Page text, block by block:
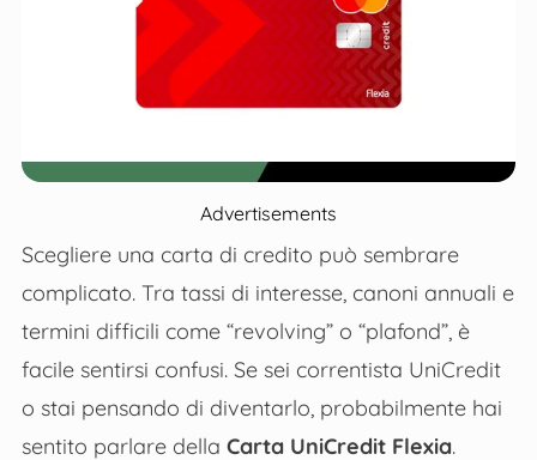
Advertisements
Scegliere una carta di credito può sembrare
complicato. Tra tassi di interesse, canoni annuali e
termini difficili come “revolving” o “plafond”, è
facile sentirsi confusi. Se sei correntista UniCredit
o stai pensando di diventarlo, probabilmente hai
sentito parlare della Carta UniCredit Flexia.